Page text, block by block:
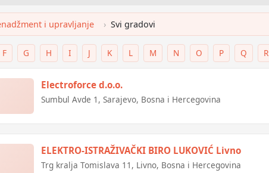
i upravljanje Svi gradovi
F G H I J K L M N O P Q R
Electroforce d.o.o.
Sumbul Avde 1, Sarajevo, Bosna i Hercegovina
ELEKTRO-ISTRAŽIVAČKI BIRO LUKOVIĆ Livno
Trg kralja Tomislava 11, Livno, Bosna i Hercegovina